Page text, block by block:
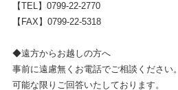
【TEL】 0799-22-2770
【FAX】0799-22-5318
◆遠方からお越しの方へ
事前に遠慮無くお電話でご相談ください。
可能な限りご回答いたしております。